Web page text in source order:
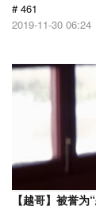
# 461
2019-11-30 06:24
【越哥】被誉